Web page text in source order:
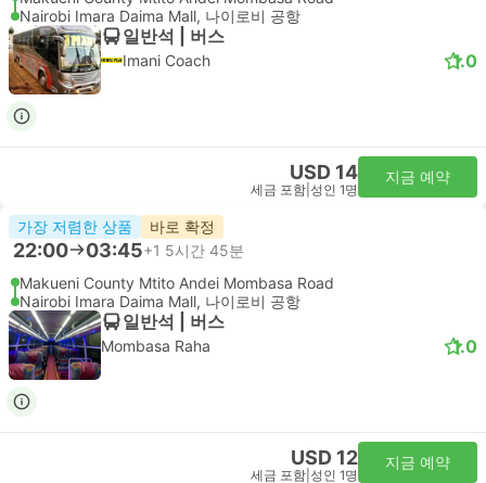
Nairobi Imara Daima Mall, 나이로비 공항
일반석 | 버스
Imani Coach 1.0
USD 14
세금 포함 성인 1명
지금 예약
가장 저렴한 상품 바로 확정
22:00 03:45+1 5시간 45분
Makueni County Mtito Andei Mombasa Road
Nairobi Imara Daima Mall, 나이로비 공항
일반석 | 버스
Mombasa Raha 1.0
USD 12
세금 포함 성인 1명
지금 예약